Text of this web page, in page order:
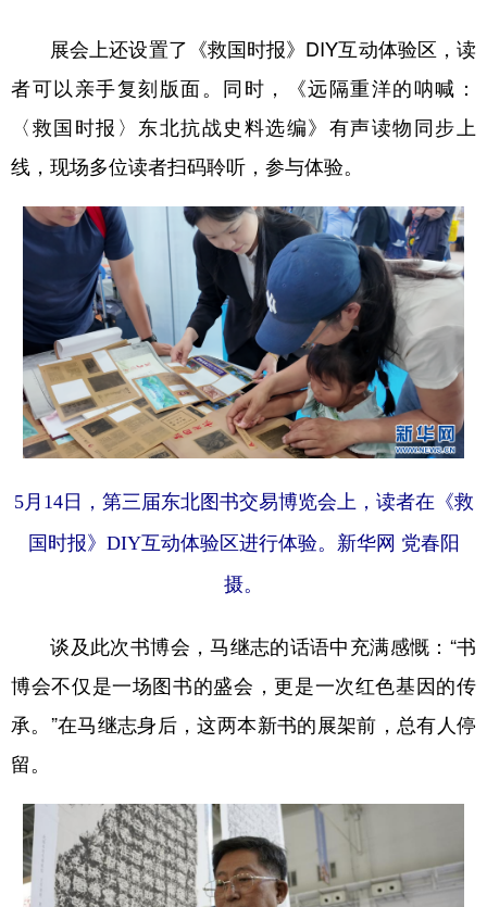
展会上还设置了《救国时报》DIY互动体验区，读
者可以亲手复刻版面。同时，《远隔重洋的呐喊：
〈救国时报〉东北抗战史料选编》有声读物同步上
线，现场多位读者扫码聆听，参与体验。
5月14日，第三届东北图书交易博览会上，读者在《救
国时报》DIY互动体验区进行体验。新华网 党春阳
摄。
谈及此次书博会，马继志的话语中充满感慨：“书
博会不仅是一场图书的盛会，更是一次红色基因的传
承。”在马继志身后，这两本新书的展架前，总有人停
留。